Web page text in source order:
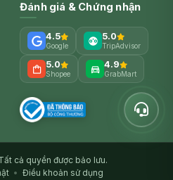
Đánh giá & Chứng nhận
4.5
Google
5.0
TripAdvisor
5.0
Shopee
4.9
GrabMart
cả quyền được bảo lưu.
• Điều khoản sử dụng